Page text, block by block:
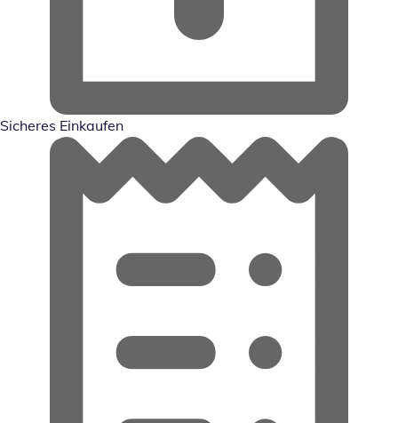
Sicheres Einkaufen